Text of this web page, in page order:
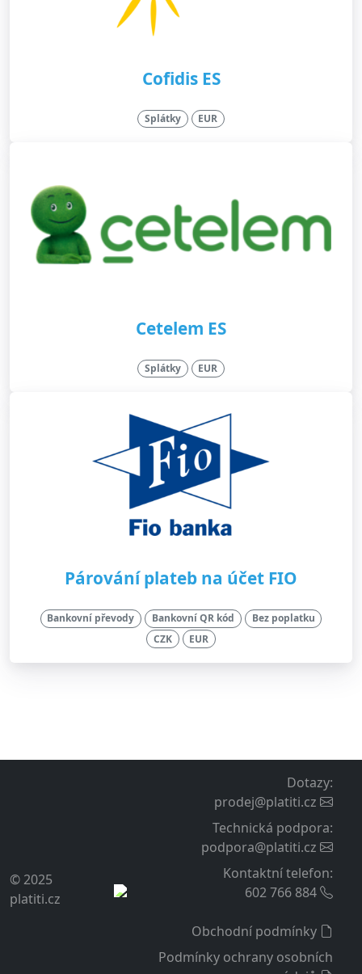
Cofidis ES
Splátky EUR
Cetelem ES
Splátky EUR
Párování plateb na účet FIO
Bankovní převody Bankovní QR kód
Bez poplatku
CZK
EUR
© 2025
platiti.cz
Dotazy:
prodej@platiti.cz
Technická podpora:
podpora@platiti.cz
Kontaktní telefon:
602 766 884
Obchodní podmínky
Podmínky ochrany osobních